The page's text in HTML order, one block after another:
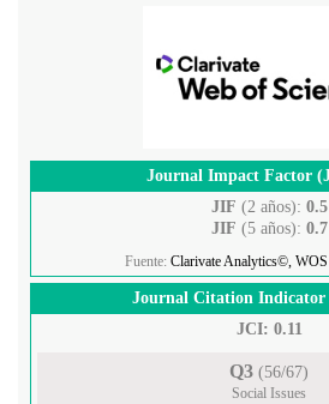
Journal Impact Factor
JIF (2 años): 0.5
JIF (5 años): 0.7
Fuente: Clarivate Analytics©,
Journal Citation Indicator
JCI: 0.11
Q3 (56/67)
Social Issues